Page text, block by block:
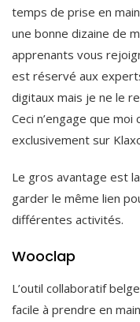
temps de prise en
une bonne dizaine de
apprenants vous
est réservé aux
digitaux mais je ne le
Ceci n’engage que
exclusivement sur
Le gros avantage est
garder le même lien
différentes activités.
Wooclap
L’outil collaboratif
facile à prendre en